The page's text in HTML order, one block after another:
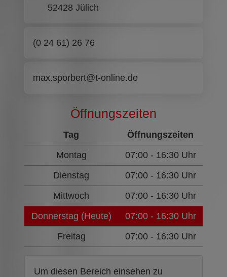
52428 Jülich
(0 24 61) 26 76
max.sporbert@t-online.de
Öffnungszeiten
Tag
Öffnungszeiten
Montag
07:00 - 16:30 Uhr
Dienstag
07:00 - 16:30 Uhr
Mittwoch
07:00 - 16:30 Uhr
Donnerstag (Heute)
07:00 - 16:30 Uhr
Freitag
07:00 - 16:30 Uhr
Um diesen Bereich einsehen zu